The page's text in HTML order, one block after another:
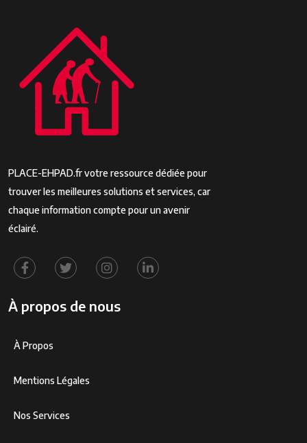
PLACE-EHPAD.fr votre ressource dédiée pour
trouver les meilleures solutions et services, car
chaque information compte pour un avenir
éclairé.
À propos de nous
À Propos
Mentions Légales
Nos Services